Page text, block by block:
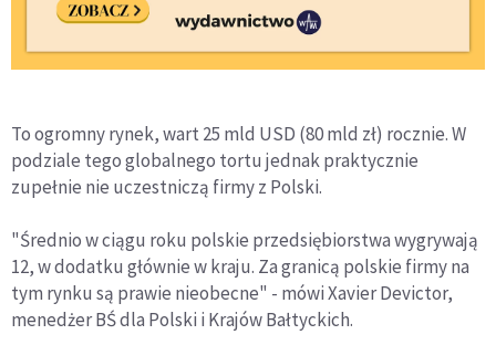
To ogromny rynek, wart 25 mld USD (80 mld zł) rocznie. W
podziale tego globalnego tortu jednak praktycznie
zupełnie nie uczestniczą firmy z Polski.
"Średnio w ciągu roku polskie przedsiębiorstwa wygrywają
12, w dodatku głównie w kraju. Za granicą polskie firmy na
tym rynku są prawie nieobecne" - mówi Xavier Devictor,
menedżer BŚ dla Polski i Krajów Bałtyckich.